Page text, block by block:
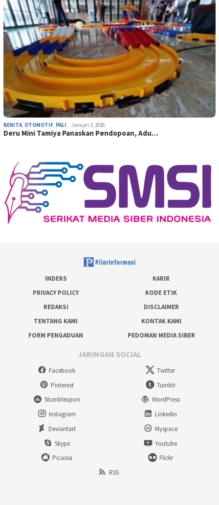
BERITA, OTOMOTIF, PALI Januari 3, 2026
Deru Mini Tamiya Panaskan Pendopoan, Adu…
INDEKS
KARIR
PRIVACY POLICY
KODE ETIK
REDAKSI
DISCLAIMER
TENTANG KAMI
KONTAK KAMI
FORM PENGADUAN
PEDOMAN MEDIA SIBER
JARINGAN SOCIAL
Facebook
Twitter
Pinterest
Tumblr
Stumbleupon
WordPress
Instagram
Linkedin
Deviantart
Myspace
Skype
Youtube
Picassa
Flickr
RSS